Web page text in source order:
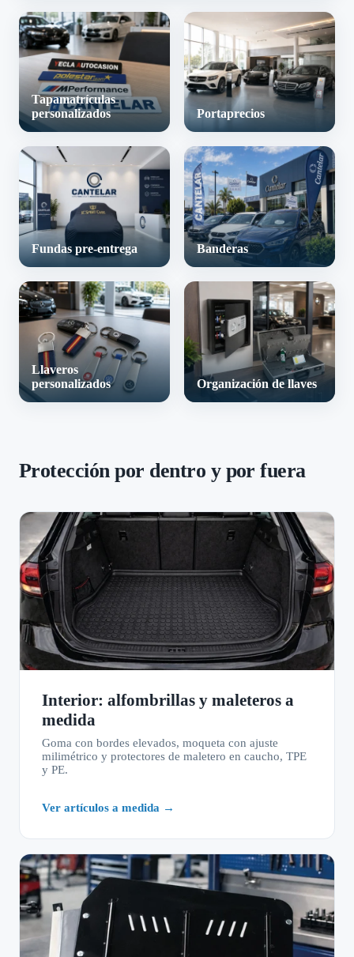
Tapamatrículas
personalizados
Portaprecios
Fundas pre-entrega Banderas
Llaveros
personalizados
Organización de llaves
Protección por dentro y por fuera
Interior: alfombrillas y maleteros a
medida
Goma con bordes elevados, moqueta con ajuste
milimétrico y protectores de maletero en caucho, TPE
y PE.
Ver artículos a medida →